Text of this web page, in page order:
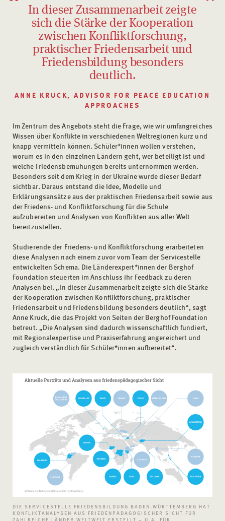
In dieser Zusammenarbeit zeigte
sich die Stärke der Kooperation
zwischen Konfliktforschung,
praktischer Friedensarbeit und
Friedensbildung besonders
deutlich.
ANNE KRUCK, ADVISOR FOR PEACE EDUCATION
APPROACHES
Im Zentrum des Angebots steht die Frage, wie wir umfangreiches
Wissen über Konflikte in verschiedenen Weltregionen kurz und
knapp vermitteln können. Schüler*innen wollen verstehen,
worum es in den einzelnen Ländern geht, wer beteiligt ist und
welche Friedensbemühungen bereits unternommen werden.
Besonders seit dem Krieg in der Ukraine wurde dieser Bedarf
sichtbar. Daraus entstand die Idee, Modelle und
Erklärungsansätze aus der praktischen Friedensarbeit sowie aus
der Friedens- und Konfliktforschung für die Schule
aufzubereiten und Analysen von Konflikten aus aller Welt
bereitzustellen.
Studierende der Friedens- und Konfliktforschung erarbeiteten
diese Analysen nach einem zuvor vom Team der Servicestelle
entwickelten Schema. Die Länderexpert*innen der Berghof
Foundation steuerten im Anschluss ihr Feedback zu deren
Analysen bei. „In dieser Zusammenarbeit zeigte sich die Stärke
der Kooperation zwischen Konfliktforschung, praktischer
Friedensarbeit und Friedensbildung besonders deutlich“, sagt
Anne Kruck, die das Projekt von Seiten der Berghof Foundation
betreut. „Die Analysen sind dadurch wissenschaftlich fundiert,
mit Regionalexpertise und Praxiserfahrung angereichert und
zugleich verständlich für Schüler*innen aufbereitet“.
DIE SERVICESTELLE FRIEDENSBILDUNG BADEN-WÜRTTEMBERG HAT
KONFLIKTANALYSEN AUS FRIEDENPÄDAGOGISCHER SICHT FÜR